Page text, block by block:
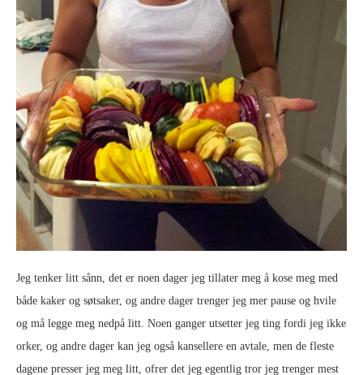
Jeg tenker litt sånn, det er noen dager jeg tillater meg å kose meg med
både kaker og søtsaker, og andre dager trenger jeg mer pause og hvile
og må legge meg nedpå litt. Noen ganger utsetter jeg ting fordi jeg ikke
orker, og andre dager kan jeg også kansellere en avtale, men de fleste
dagene presser jeg meg litt, ofrer det jeg egentlig tror jeg trenger mest